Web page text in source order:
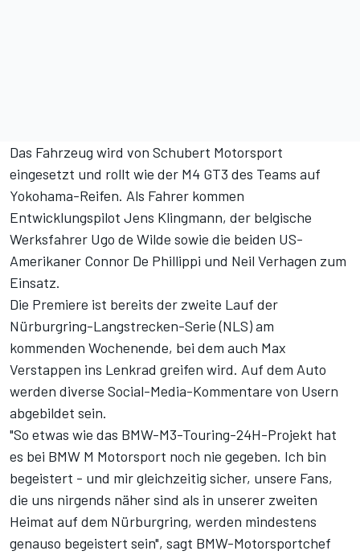
Das Fahrzeug wird von Schubert Motorsport
eingesetzt und rollt wie der M4 GT3 des Teams auf
Yokohama-Reifen. Als Fahrer kommen
Entwicklungspilot Jens Klingmann, der belgische
Werksfahrer Ugo de Wilde sowie die beiden US-
Amerikaner Connor De Phillippi und Neil Verhagen zum
Einsatz.
Die Premiere ist bereits der zweite Lauf der
Nürburgring-Langstrecken-Serie (NLS) am
kommenden Wochenende, bei dem auch Max
Verstappen ins Lenkrad greifen wird. Auf dem Auto
werden diverse Social-Media-Kommentare von Usern
abgebildet sein.
"So etwas wie das BMW-M3-Touring-24H-Projekt hat
es bei BMW M Motorsport noch nie gegeben. Ich bin
begeistert - und mir gleichzeitig sicher, unsere Fans,
die uns nirgends näher sind als in unserer zweiten
Heimat auf dem Nürburgring, werden mindestens
genauso begeistert sein", sagt BMW-Motorsportchef